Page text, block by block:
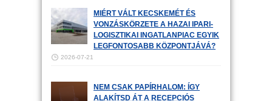
MIÉRT VÁLT KECSKEMÉT ÉS
VONZÁSKÖRZETE A HAZAI IPARI-
LOGISZTIKAI INGATLANPIAC EGYIK
LEGFONTOSABB KÖZPONTJÁVÁ?
2026-07-21
NEM CSAK PAPÍRHALOM: ÍGY
ALAKÍTSD ÁT A RECEPCIÓS